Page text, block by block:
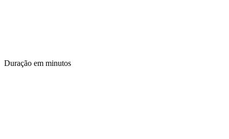
Duração em minutos